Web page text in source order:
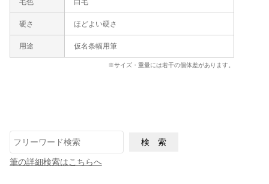
※サイズ・重量には若干の個体差があります。
毛色 白毛
硬さ ほどよい硬さ
用途 仮名条幅用筆
筆の詳細検索はこちらへ